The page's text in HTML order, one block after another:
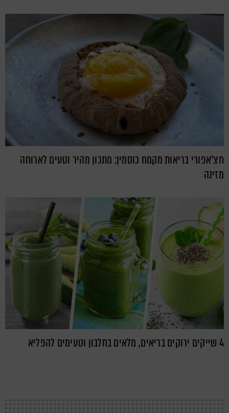
חצ'אפורי בריאות מקמח כוסמין: מתכון מהיר וטעים לארוחה
מזינה
4 שייקים ירוקים בריאים, מלאים בחלבון וטעימים להפליא